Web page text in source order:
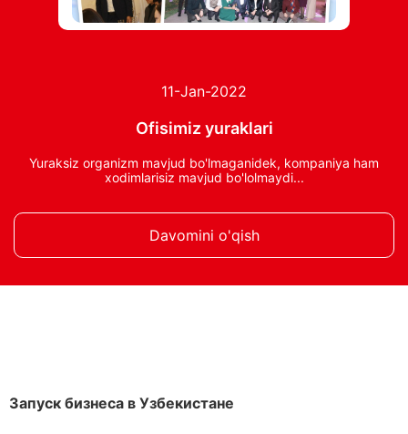
11-Jan-2022
Ofisimiz yuraklari
Yuraksiz organizm mavjud bo'lmaganidek, kompaniya ham
xodimlarisiz mavjud bo'lolmaydi...
Davomini o'qish
Запуск бизнеса в Узбекистане